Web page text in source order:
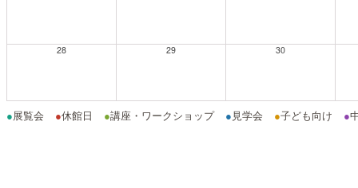
28 29 30
●展覧会 ●休館日 ●講座・ワークショップ ● 見学会 ●子ども向け ●